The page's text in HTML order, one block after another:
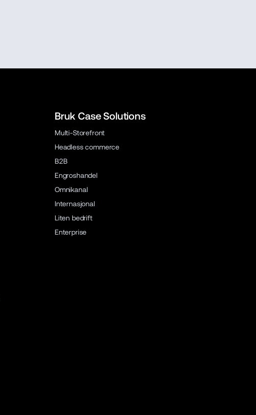
Bruk Case Solutions
Multi-Storefront
Headless commerce
B2B
Engroshandel
Omnikanal
Internasjonal
Liten bedrift
Enterprise